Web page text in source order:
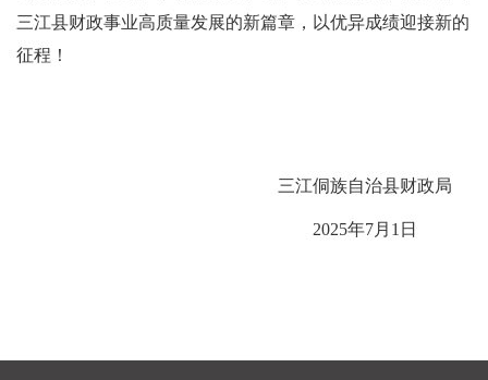
三江县财政事业高质量发展的新篇章，以优异成绩迎接新的
征程！
三江侗族自治县财政局
2025年7月1日